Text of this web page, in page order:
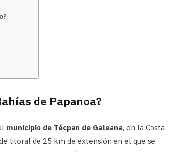
de Papanoa?
municipio de Técpan de Galeana, en la Costa
litoral de 25 km de extensión en el que se